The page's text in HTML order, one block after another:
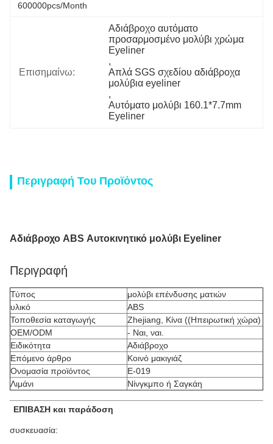
600000pcs/month
Επισημαίνω:
Αδιάβροχο αυτόματο
προσαρμοσμένο μολύβι χρώμα
Eyeliner
,
Απλά SGS σχεδίου αδιάβροχα
μολύβια eyeliner
,
Αυτόματο μολύβι 160.1*7.7mm
Eyeliner
Περιγραφή Του Προϊόντος
Αδιάβροχο ABS Αυτοκινητικό μολύβι Eyeliner
Περιγραφή
Τύπος
μολύβι επένδυσης ματιών
υλικό
ABS
Τοποθεσία καταγωγής
Zhejiang, Κίνα ((Ηπειρωτική χώρα)
OEM/ODM
- Ναι, ναι.
Ειδικότητα
Αδιάβροχο
Επόμενο άρθρο
Κοινό μακιγιάζ
Ονομασία προϊόντος
Ε-019
Λιμάνι
Νίνγκμπο ή Σαγκάη
ΕΠΙΒΑΣΗ και παράδοση
συσκευασία: